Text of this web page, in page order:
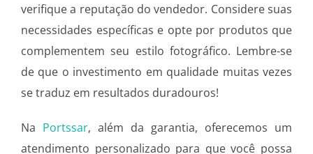
verifique a reputação do vendedor. Considere suas
necessidades específicas e opte por produtos que
complementem seu estilo fotográfico. Lembre-se
de que o investimento em qualidade muitas vezes
se traduz em resultados duradouros!
Na Portssar, além da garantia, oferecemos um
atendimento personalizado para que você possa